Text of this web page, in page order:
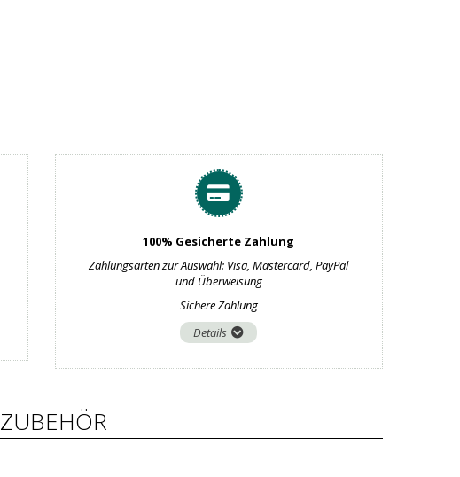
100% Gesicherte Zahlung
Zahlungsarten zur Auswahl: Visa, Mastercard, PayPal
und Überweisung
Sichere Zahlung
Details
ZUBEHÖR